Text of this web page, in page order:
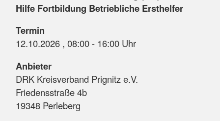
Hilfe Fortbildung Betriebliche Ersthelfer
Termin
12.10.2026 , 08:00 - 16:00 Uhr
Anbieter
DRK Kreisverband Prignitz e.V.
Friedensstraße 4b
19348 Perleberg